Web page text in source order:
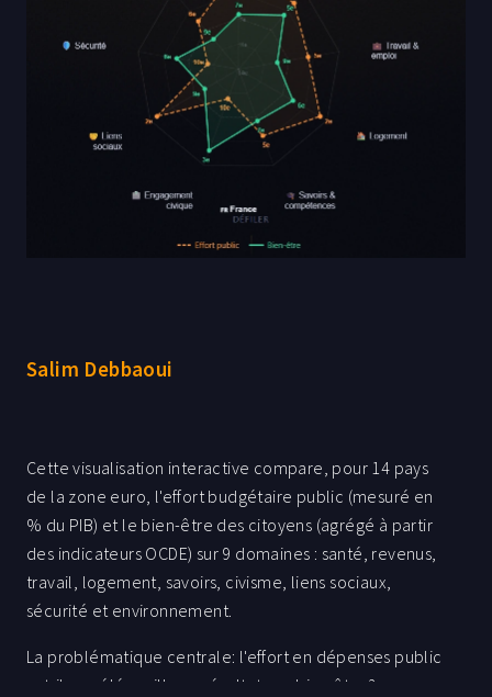
durablement la cohésion sociale et le bien-être ?
Salim Debbaoui
Cette visualisation interactive compare, pour 14 pays
de la zone euro, l'effort budgétaire public (mesuré en
% du PIB) et le bien-être des citoyens (agrégé à partir
des indicateurs OCDE) sur 9 domaines : santé, revenus,
travail, logement, savoirs, civisme, liens sociaux,
sécurité et environnement.
La problématique centrale: l'effort en dépenses public
est-il corrélé meilleurs résultats en bien être ?